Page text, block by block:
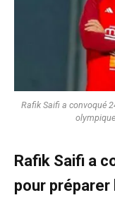
Rafik Saifi a convoqué
Rafik Saifi a
pour préparer